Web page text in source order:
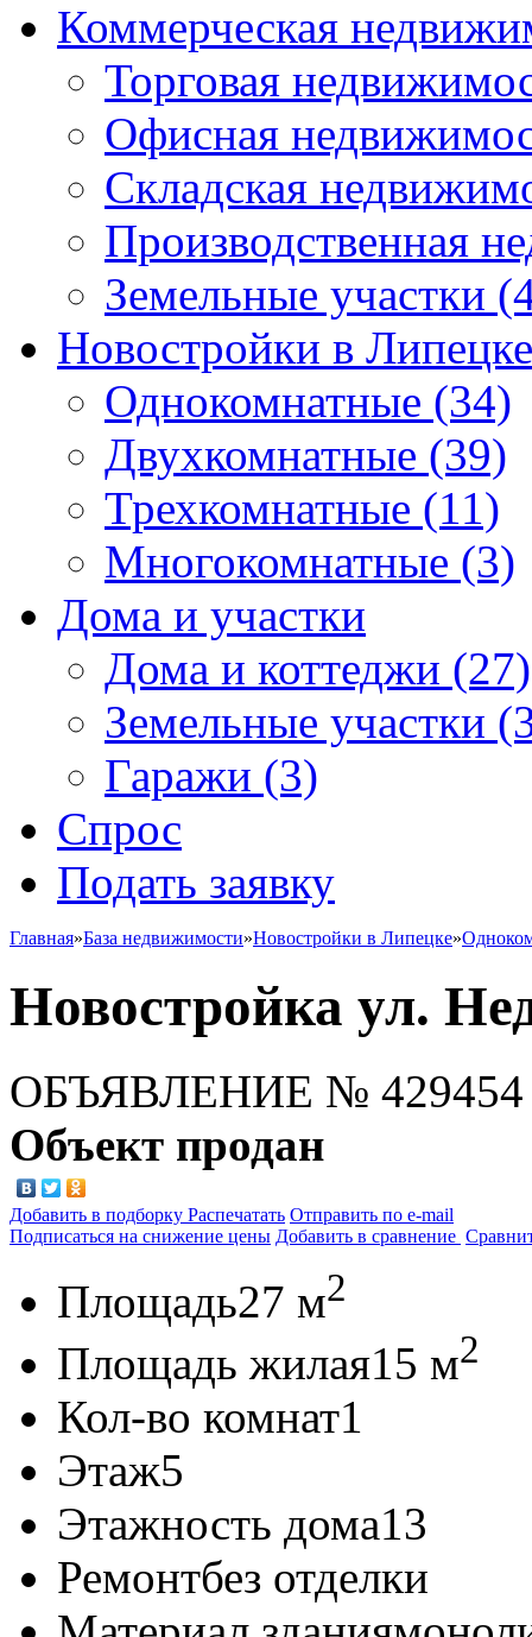
Коммерческая
Торговая
Офисная
Складская
Производственная
Земельные участки
Новостройки в Липецке
Однокомнатные (34)
Двухкомнатные (39)
Трехкомнатные (11)
Многокомнатные (3)
Дома и участки
Дома и коттеджи (27)
Земельные участки
Гаражи (3)
Спрос
Подать заявку
Главная»База недвижимости»Новостройки в Липецке»
Новостройка ул.
ОБЪЯВЛЕНИЕ № 429454
Объект продан
Добавить в подборку Распечатать Отправить по e-mail
Подписаться на снижение цены Добавить в сравнение
Площадь27 м2
Площадь жилая15 м2
Кол-во комнат1
Этаж5
Этажность дома13
Ремонтбез отделки